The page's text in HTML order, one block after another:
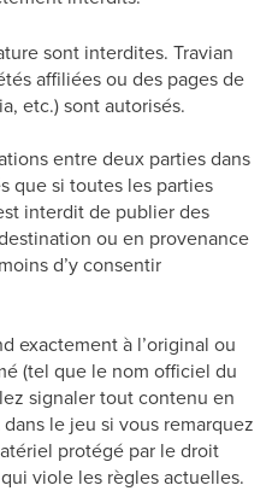
sont interdites. Travian
affiliées ou des pages de
etc.) sont autorisés.
entre deux parties dans
que si toutes les parties
interdit de publier des
ou en provenance
d’y consentir
exactement à l’original ou
(tel que le nom officiel du
signaler tout contenu en
le jeu si vous remarquez
protégé par le droit
viole les règles actuelles.